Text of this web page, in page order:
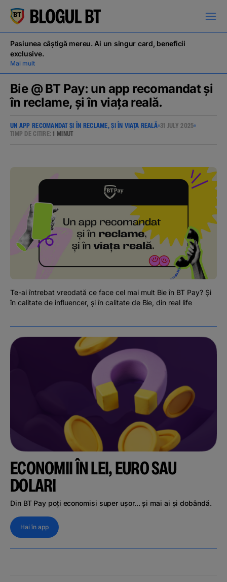
кириллица
Evenimente
Podcast
The MacRO Zone
Pentru antreprenori
Pasiunea câștigă mereu. Ai un singur card, beneficii
exclusive.
Mai mult
Bie @ BT Pay: un app recomandat și
în reclame, și în viața reală.
UN APP RECOMANDAT ȘI ÎN RECLAME, ȘI ÎN VIAȚA REALĂ 31 JULY 2025
TIMP DE CITIRE:1 MINUT
Te-ai întrebat vreodată ce face cel mai mult Bie în BT Pay? Și
în calitate de influencer, și în calitate de Bie, din real life
ECONOMII ÎN LEI, EURO SAU
DOLARI
Din BT Pay poți economisi super ușor... și mai ai și dobândă.
Hai în app